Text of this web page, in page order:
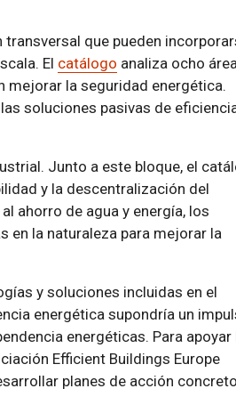
que pueden
El catálogo analiza ocho
mejorar la seguridad energética.
soluciones pasivas de
Junto a este bloque, el
y la descentralización del
ahorro de agua y energía, los
en la naturaleza para mejorar la
y soluciones incluidas en el
energética supondría un
energéticas. Para apoyar
Efficient Buildings Europe
planes de acción